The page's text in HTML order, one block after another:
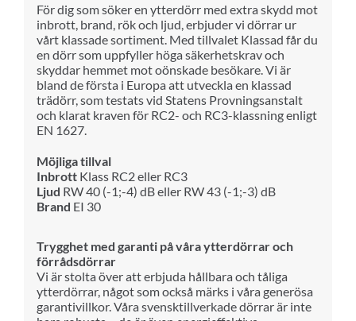
För dig som söker en ytterdörr med extra skydd mot
inbrott, brand, rök och ljud, erbjuder vi dörrar ur
vårt klassade sortiment. Med tillvalet Klassad får du
en dörr som uppfyller höga säkerhetskrav och
skyddar hemmet mot oönskade besökare.Vi är
bland de första i Europa att utveckla en klassad
trädörr, som testats vid Statens Provningsanstalt
och klarat kraven för RC2- och RC3-klassning enligt
EN 1627.
Möjliga tillval
InbrottKlass RC2 eller RC3
Ljud RW 40 (-1;-4) dB eller RW 43 (-1;-3) dB
Brand EI 30
Trygghet med garanti på våra ytterdörrar och
förrådsdörrar
Vi är stolta över att erbjuda hållbara och tåliga
ytterdörrar, något som också märks i våra generösa
garantivillkor. Våra svensktillverkade dörrar är inte